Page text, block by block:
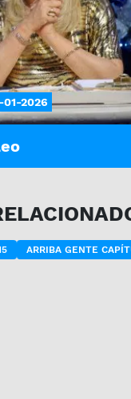
01-2026
ARRIBA GENTE